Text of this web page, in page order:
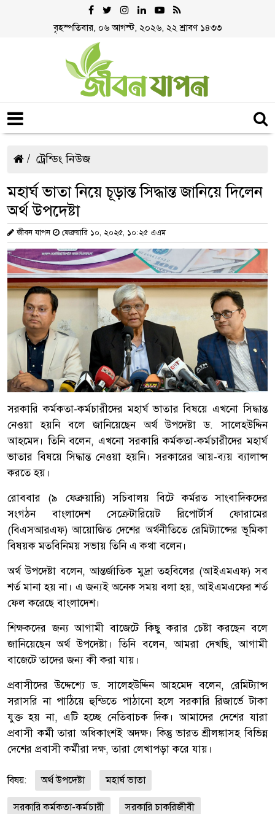
বৃহস্পতিবার, ০৬ আগস্ট, ২০২৬, ২২ শ্রাবণ ১৪৩৩
ট্রেন্ডিং নিউজ
মহার্ঘ ভাতা নিয়ে চূড়ান্ত সিদ্ধান্ত জানিয়ে দিলেন
অর্থ উপদেষ্টা
জীবন যাপন ফেব্রুয়ারি ১০, ২০২৫, ১০:২৫ এএম
সরকারি কর্মকতা-কর্মচারীদের মহার্ঘ ভাতার বিষয়ে এখনো সিদ্ধান্ত
নেওয়া হয়নি বলে জানিয়েছেন অর্থ উপদেষ্টা ড. সালেহউদ্দিন
আহমেদ। তিনি বলেন, এখনো সরকারি কর্মকতা-কর্মচারীদের মহার্ঘ
ভাতার বিষয়ে সিদ্ধান্ত নেওয়া হয়নি। সরকারের আয়-ব্যয় ব্যালান্স
করতে হয়।
রোববার (৯ ফেব্রুয়ারি) সচিবালয় বিটে কর্মরত সাংবাদিকদের
সংগঠন বাংলাদেশ সেক্রেটারিয়েট রিপোর্টার্স ফোরামের
(বিএসআরএফ) আয়োজিত দেশের অর্থনীতিতে রেমিট্যান্সের ভূমিকা
বিষয়ক মতবিনিময় সভায় তিনি এ কথা বলেন।
অর্থ উপদেষ্টা বলেন, আন্তর্জাতিক মুদ্রা তহবিলের (আইএমএফ) সব
শর্ত মানা হয় না। এ জন্যই অনেক সময় বলা হয়, আইএমএফের শর্ত
ফেল করেছে বাংলাদেশ।
শিক্ষকদের জন্য আগামী বাজেটে কিছু করার চেষ্টা করছেন বলে
জানিয়েছেন অর্থ উপদেষ্টা। তিনি বলেন, আমরা দেখছি, আগামী
বাজেটে তাদের জন্য কী করা যায়।
প্রবাসীদের উদ্দেশ্যে ড. সালেহউদ্দিন আহমেদ বলেন, রেমিট্যান্স
সরাসরি না পাঠিয়ে হুন্ডিতে পাঠানো হলে সরকারি রিজার্ভে টাকা
যুক্ত হয় না, এটি হচ্ছে নেতিবাচক দিক। আমাদের দেশের যারা
প্রবাসী কর্মী তারা অধিকাংশই অদক্ষ। কিন্তু ভারত শ্রীলঙ্কাসহ বিভিন্ন
দেশের প্রবাসী কর্মীরা দক্ষ, তারা লেখাপড়া করে যায়।
বিষয়: অর্থ উপদেষ্টা মহার্ঘ ভাতা
সরকারি কর্মকতা-কর্মচারী সরকারি চাকরিজীবী